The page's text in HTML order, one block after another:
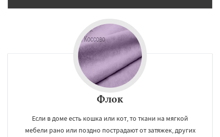
Флок
Если в доме есть кошка или кот, то ткани на мягкой
мебели рано или поздно пострадают от затяжек, других